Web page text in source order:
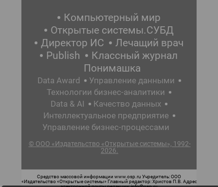
Компьютерный мир
Открытые системы.СУБД
Директор ИС
Лечащий врач
Publish
Классный журнал
Понимашка
Data Award
Управление данными
Технологии бизнес-аналитики
Data & AI
Качество данных
Интеллектуальное предприятие
Управление бизнес-процессами
© ООО «Издательство «Открытые системы», 1992-
2026.
Средство массовой информации www.osp.ru Учредитель: ООО
«Издательство «Открытые системы» Главный редактор: Христов П.В. Адрес